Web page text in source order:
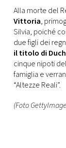
Alla morte del
Vittoria,
Silvia, poiché
due figli dei
il titolo di
cinque nipoti
famiglia e
“Altezze Reali”.
(Foto